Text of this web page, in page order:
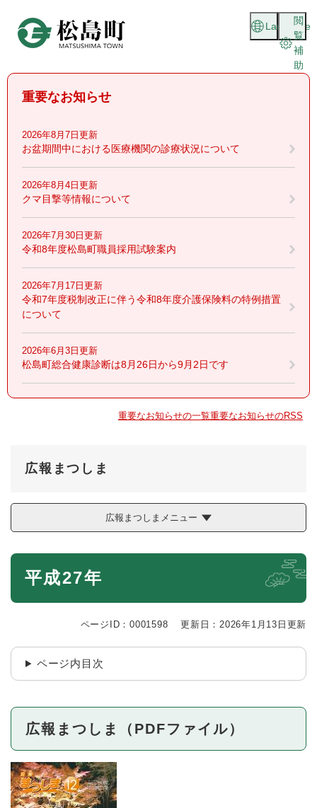
頭
閲
覧
補
助
Language
重要なお知らせ
2026年8月7日更新
お盆期間中における医療機関の診療状況について
2026年8月4日更新
クマ目撃等情報について
2026年7月30日更新
令和8年度松島町職員採用試験案内
2026年7月17日更新
令和7年度税制改正に伴う令和8年度介護保険料の特例措置
について
2026年6月3日更新
松島町総合健康診断は8月26日から9月2日です
重要なお知らせの一覧重要なお知らせのRSS
広報まつしま
広報まつしまメニュー
本
平成27年
ページID：0001598 更新日：2026年1月13日更新
ページ内目次
広報まつしま（PDFファイル）